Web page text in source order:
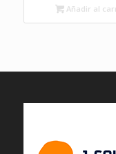
Añadir al